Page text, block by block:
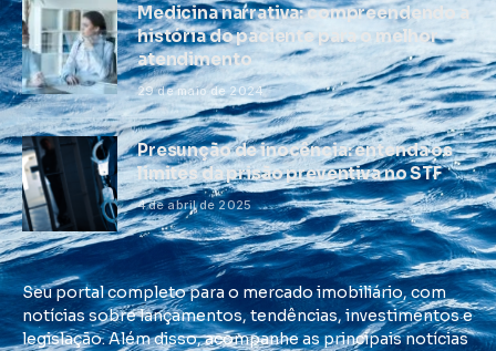
Medicina narrativa: compreendendo a
história do paciente para o melhor
atendimento
29 de maio de 2024
Presunção de inocência: entenda os
limites da prisão preventiva no STF
4 de abril de 2025
Seu portal completo para o mercado imobiliário, com
notícias sobre lançamentos, tendências, investimentos e
legislação. Além disso, acompanhe as principais notícias